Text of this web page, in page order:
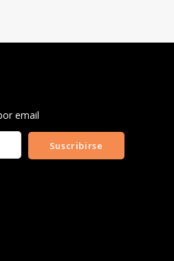
email
Suscribirse